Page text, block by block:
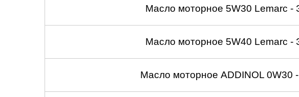
Масло моторное 5W30 Lemarc -
Масло моторное 5W40 Lemarc -
Масло моторное ADDINOL 0W30